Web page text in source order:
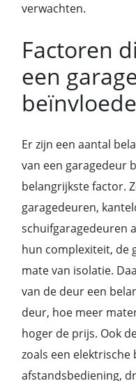
verwachten.
Factoren
een
Er zijn een aantal
van een garagedeur
belangrijkste factor.
garagedeuren,
schuifgaragedeuren
hun complexiteit, de
mate van isolatie.
van de deur een
deur, hoe meer
hoger de prijs. Ook
zoals een
afstandsbediening,